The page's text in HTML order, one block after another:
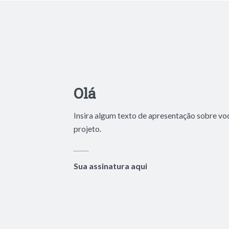
Olá
Insira algum texto de apresentação sobre
projeto.
Sua assinatura aqui